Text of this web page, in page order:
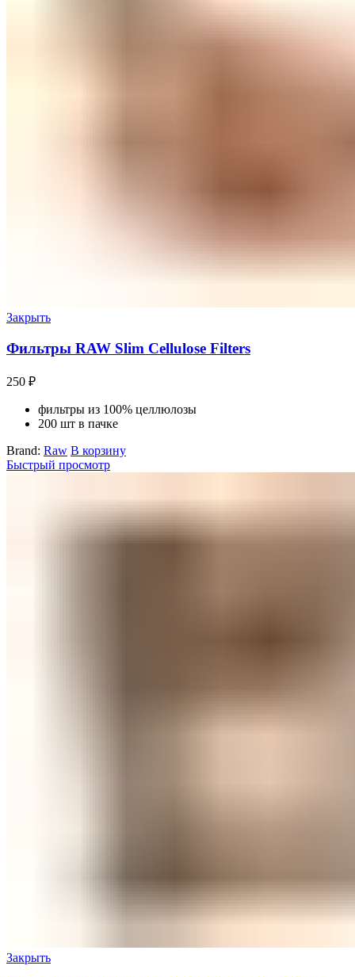
Закрыть
Фильтры RAW Slim Cellulose Filters
250 ₽
фильтры из 100% целлюлозы
200 шт в пачке
Brand: Raw В корзину
Быстрый просмотр
Закрыть